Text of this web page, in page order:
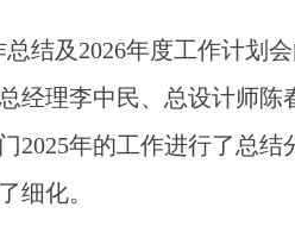
总结及2026年度工作计划
经理李中民、总设计师
2025年的工作进行了总
细化。